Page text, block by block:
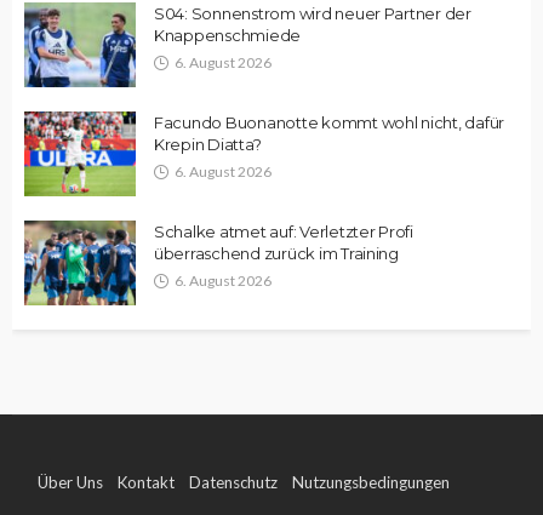
S04: Sonnenstrom wird neuer Partner der
Knappenschmiede
6. August 2026
Facundo Buonanotte kommt wohl nicht, dafür
Krepin Diatta?
6. August 2026
Schalke atmet auf: Verletzter Profi
überraschend zurück im Training
6. August 2026
Über Uns Kontakt Datenschutz Nutzungsbedingungen